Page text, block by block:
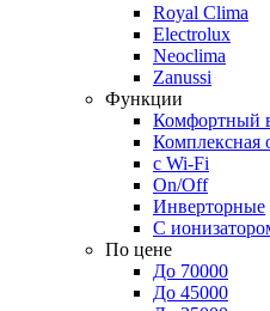
Royal Clima
Electrolux
Neoclima
Zanussi
Функции
Комфортный
Комплексная
с Wi-Fi
On/Off
Инверторные
С
По цене
До 70000
До 45000